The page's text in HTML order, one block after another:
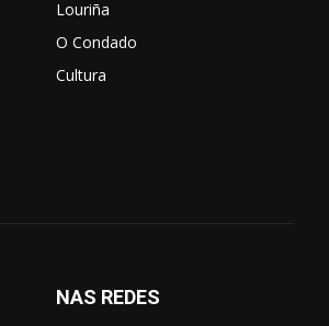
Louriña
O Condado
Cultura
NAS REDES